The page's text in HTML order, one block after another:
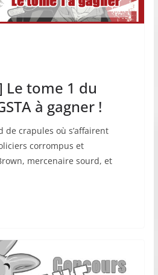
Le tome 1 du
à gagner !
de crapules où s’affairent
corrompus et
mercenaire sourd, et